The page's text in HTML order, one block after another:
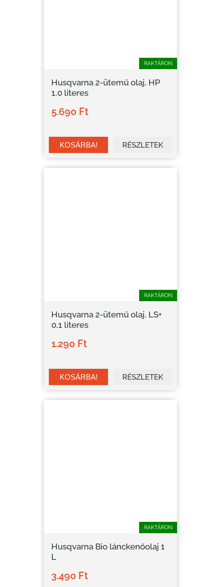
RAKTÁRON
Husqvarna 2-ütemű olaj, HP
1,0 literes
5.690 Ft
RÉSZLETEK
RAKTÁRON
Husqvarna 2-ütemű olaj, LS+
0,1 literes
1.290 Ft
RÉSZLETEK
RAKTÁRON
Husqvarna Bio lánckenőolaj 1
L
3.490 Ft